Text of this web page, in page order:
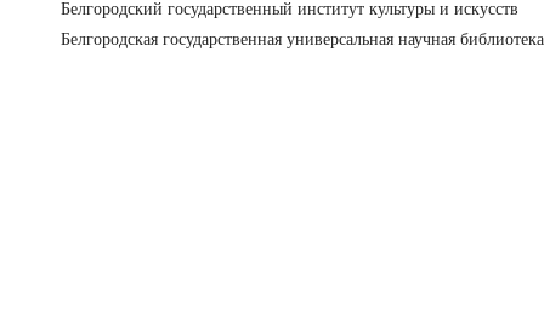
Белгородский государственный институт культуры и искусств
Белгородская государственная универсальная научная библиотека